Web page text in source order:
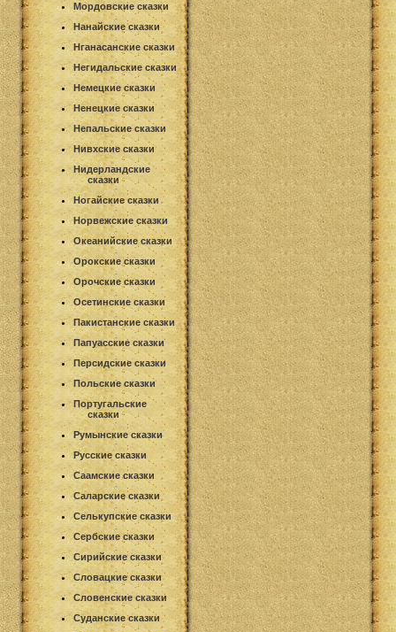
Мордовские сказки
Нанайские сказки
Нганасанские сказки
Негидальские сказки
Немецкие сказки
Ненецкие сказки
Непальские сказки
Нивхские сказки
Нидерландские
сказки
Ногайские сказки
Норвежские сказки
Океанийские сказки
Орокские сказки
Орочские сказки
Осетинские сказки
Пакистанские сказки
Папуасские сказки
Персидские сказки
Польские сказки
Португальские
сказки
Румынские сказки
Русские сказки
Саамские сказки
Саларские сказки
Селькупские сказки
Сербские сказки
Сирийские сказки
Словацкие сказки
Словенские сказки
Суданские сказки